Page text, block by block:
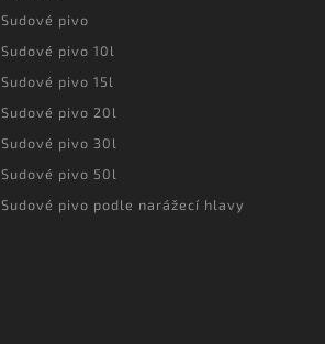
Sudové pivo
Sudové pivo 10l
Sudové pivo 15l
Sudové pivo 20l
Sudové pivo 30l
Sudové pivo 50l
Sudové pivo podle narážecí hlavy